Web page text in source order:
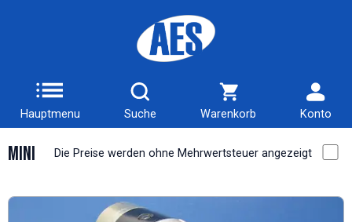
Hauptmenu Suche Warenkorb Konto
Mini Die Preise werden ohne Mehrwertsteuer angezeigt